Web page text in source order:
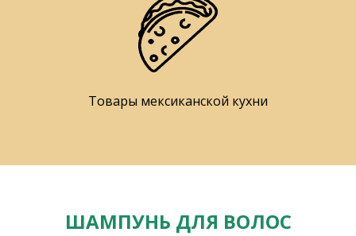
Товары мексиканской кухни
ШАМПУНЬ ДЛЯ ВОЛОС